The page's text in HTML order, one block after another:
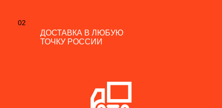
02
ДОСТАВКА В ЛЮБУЮ
ТОЧКУ РОССИИ
02
ДОСТАВКА В ЛЮБУЮ
ТОЧКУ РОССИИ